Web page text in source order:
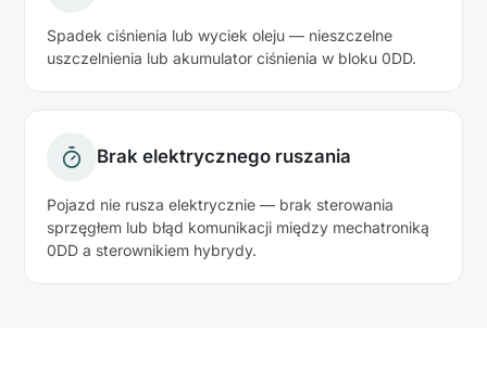
Spadek ciśnienia lub wyciek oleju — nieszczelne
uszczelnienia lub akumulator ciśnienia w bloku 0DD.
Brak elektrycznego ruszania
Pojazd nie rusza elektrycznie — brak sterowania
sprzęgłem lub błąd komunikacji między mechatroniką
0DD a sterownikiem hybrydy.